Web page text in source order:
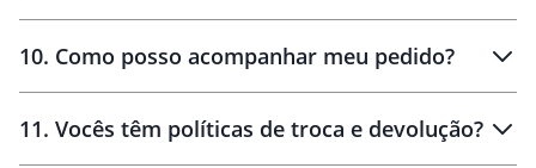
amostras
10. Como posso acompanhar meu pedido?
11. Vocês têm políticas de troca e devolução?